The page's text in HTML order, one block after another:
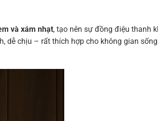
và xám nhạt, tạo nên sự đồng điệu thanh
dễ chịu – rất thích hợp cho không gian